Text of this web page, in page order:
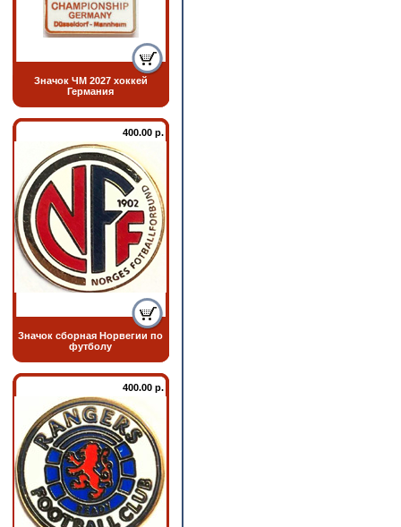
Значок ЧМ 2027 хоккей
Германия
400.00 р.
Значок сборная Норвегии по
футболу
400.00 р.